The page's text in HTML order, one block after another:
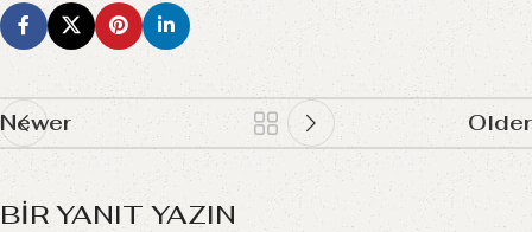
Newer Older
BIR YANIT YAZIN